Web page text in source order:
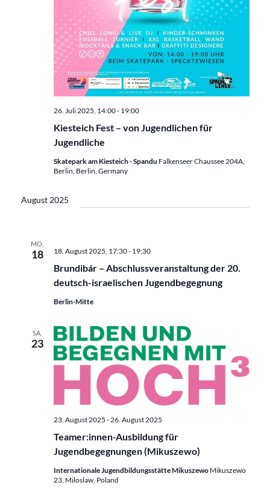
Kiesteich Fest – von Jugendlichen für
Jugendliche
26. Juli 2025, 14:00- 19:00
Skatepark am Kiesteich - Spandu Falkenseer Chaussee 204A,
Berlin, Berlin, Germany
August 2025
MO.
18
Brundibár – Abschlussveranstaltung der 20.
deutsch-israelischen Jugendbegegnung
18. August 2025, 17:30- 19:30
Berlin-Mitte
SA.
23
Teamer:innen-Ausbildung für
Jugendbegegnungen (Mikuszewo)
23. August 2025 -26. August 2025
Internationale Jugendbildungsstätte Mikuszewo Mikuszewo
23, Miloslaw, Poland